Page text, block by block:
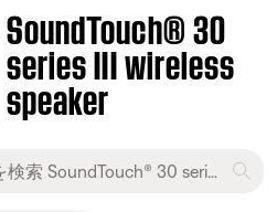
SoundTouch® 30
series III wireless
speaker